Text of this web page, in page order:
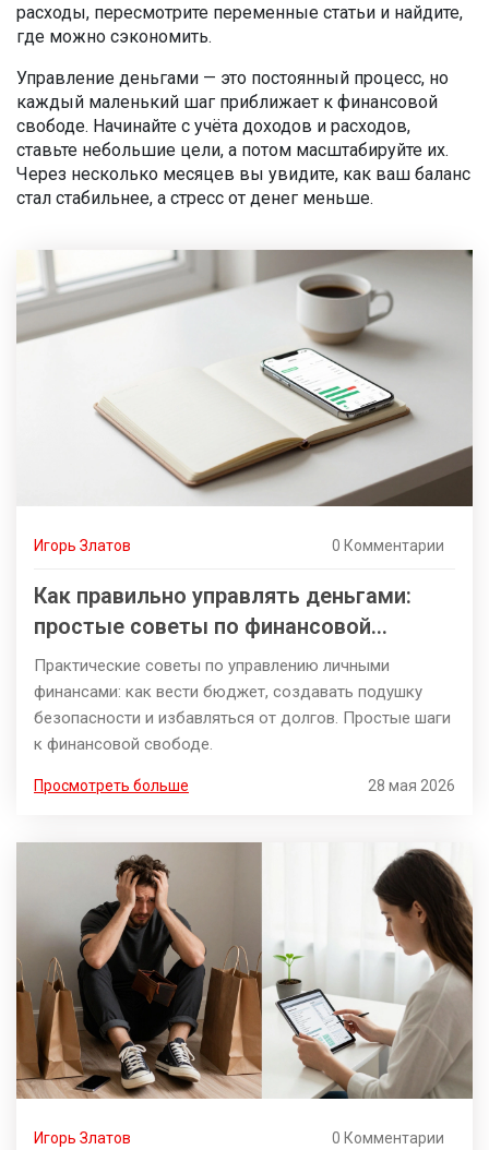
расходы, пересмотрите переменные статьи и найдите,
где можно сэкономить.
Управление деньгами — это постоянный процесс, но
каждый маленький шаг приближает к финансовой
свободе. Начинайте с учёта доходов и расходов,
ставьте небольшие цели, а потом масштабируйте их.
Через несколько месяцев вы увидите, как ваш баланс
стал стабильнее, а стресс от денег меньше.
Игорь Златов 0 Комментарии
Как правильно управлять деньгами:
простые советы по финансовой
грамотности
Практические советы по управлению личными
финансами: как вести бюджет, создавать подушку
безопасности и избавляться от долгов. Простые шаги
к финансовой свободе.
Просмотреть больше 28 мая 2026
Игорь Златов 0 Комментарии